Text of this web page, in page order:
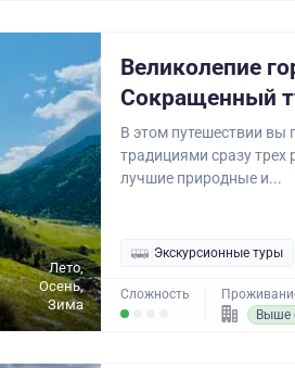
Лето,
Осень,
Зима
Великолепие
Сокращенный
В этом путешествии вы
традициями сразу трех
лучшие природные и...
Экскурсионные туры
Сложность
Выше